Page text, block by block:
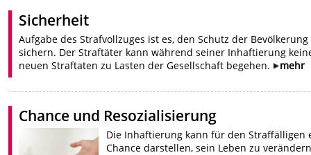
Sicherheit
Aufgabe des Strafvollzuges ist es, den Schutz der Bevölkerung
sichern. Der Straftäter kann während seiner Inhaftierung
neuen Straftaten zu Lasten der Gesellschaft begehen.
mehr
Chance und Resozialisierung
Die Inhaftierung kann für den Straffälligen
Chance darstellen, sein Leben zu